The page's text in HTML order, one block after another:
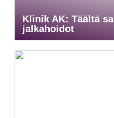
Klinik AK: Täältä
jalkahoidot